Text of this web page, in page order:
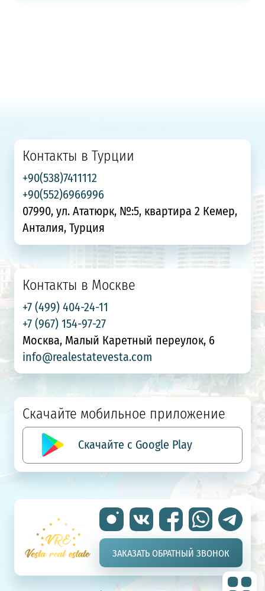
ЗАКАЗАТЬ ОБРАТНЫЙ ЗВОНОК
Контакты в Турции
+90(538)7411112
+90(552)6966996
07990, ул. Ататюрк, №:5, квартира 2 Кемер,
Анталия, Турция
Контакты в Москве
+7 (499) 404-24-11
+7 (967) 154-97-27
Москва, Малый Каретный переулок, 6
info@realestatevesta.com
Скачайте мобильное приложение
Скачайте с Google Play